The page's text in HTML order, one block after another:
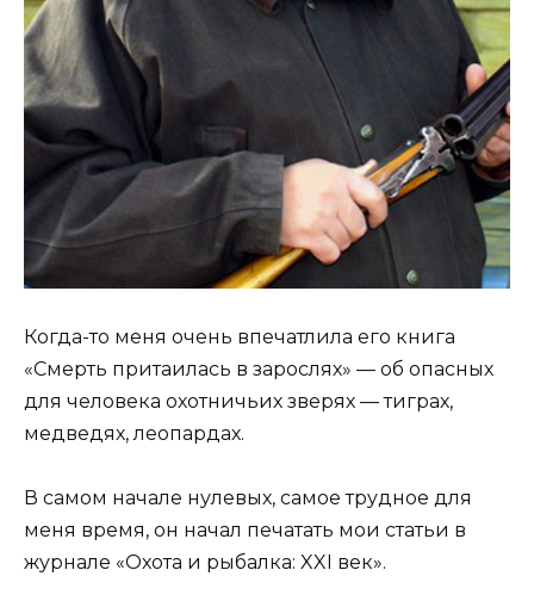
Когда-то меня очень впечатлила его книга
«Смерть притаилась в зарослях» — об опасных
для человека охотничьих зверях — тиграх,
медведях, леопардах.
В самом начале нулевых, самое трудное для
меня время, он начал печатать мои статьи в
журнале «Охота и рыбалка: XXI век».